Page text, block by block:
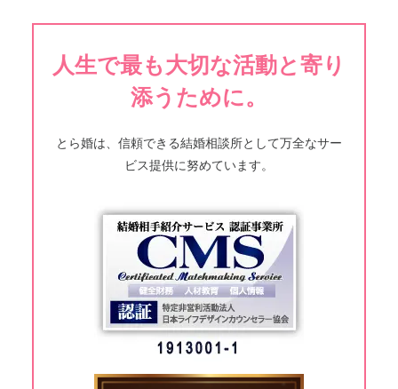
人生で最も大切な活動と寄り
添うために。
とら婚は、信頼できる結婚相談所として万全なサー
ビス提供に努めています。